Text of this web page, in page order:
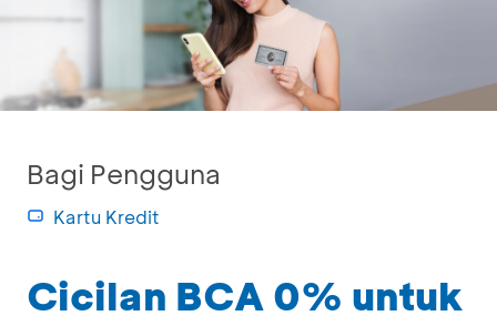
Bagi Pengguna
Kartu Kredit
Cicilan BCA 0% untuk